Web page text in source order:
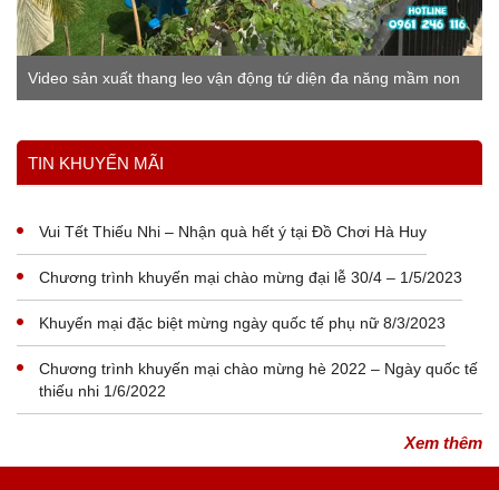
Video sản xuất thang leo vận động tứ diện đa năng mầm non
Xem thêm
TIN KHUYẾN MÃI
Vui Tết Thiếu Nhi – Nhận quà hết ý tại Đồ Chơi Hà Huy
Chương trình khuyến mại chào mừng đại lễ 30/4 – 1/5/2023
Khuyến mại đặc biệt mừng ngày quốc tế phụ nữ 8/3/2023
Chương trình khuyến mại chào mừng hè 2022 – Ngày quốc tế
thiếu nhi 1/6/2022
Xem thêm